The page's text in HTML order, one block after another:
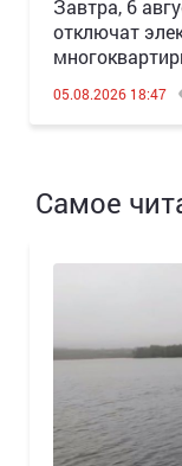
Завтра, 6
отключат
05.08.2026 18:47
Самое